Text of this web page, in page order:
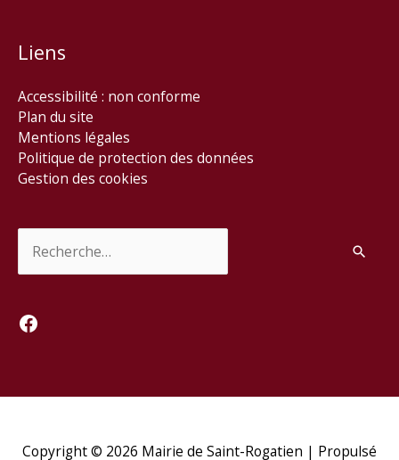
Liens
Accessibilité : non conforme
Plan du site
Mentions légales
Politique de protection des données
Gestion des cookies
Facebook
Copyright © 2026 Mairie de Saint-Rogatien | Propulsé